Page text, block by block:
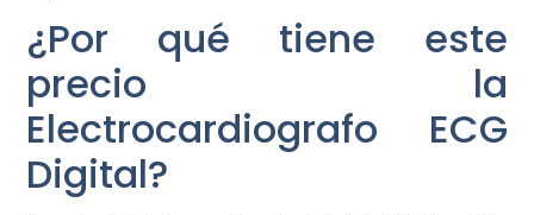
¿Por qué tiene este
precio la
Electrocardiografo ECG
Digital?